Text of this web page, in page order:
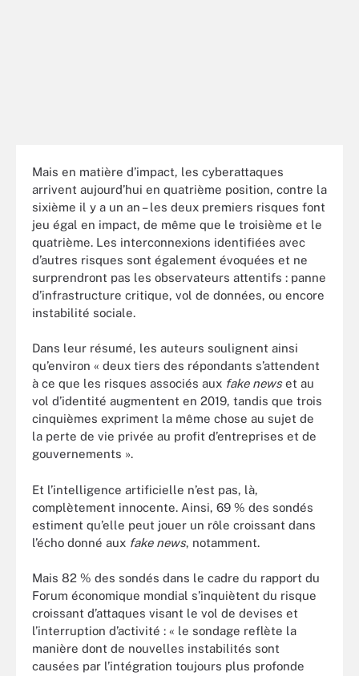
Mais en matière d’impact, les cyberattaques
arrivent aujourd’hui en quatrième position, contre la
sixième il y a un an – les deux premiers risques font
jeu égal en impact, de même que le troisième et le
quatrième. Les interconnexions identifiées avec
d’autres risques sont également évoquées et ne
surprendront pas les observateurs attentifs : panne
d’infrastructure critique, vol de données, ou encore
instabilité sociale.
Dans leur résumé, les auteurs soulignent ainsi
qu’environ « deux tiers des répondants s’attendent
à ce que les risques associés aux fake newset au
vol d’identité augmentent en 2019, tandis que trois
cinquièmes expriment la même chose au sujet de
la perte de vie privée au profit d’entreprises et de
gouvernements ».
Et l’intelligence artificielle n’est pas, là,
complètement innocente. Ainsi, 69 % des sondés
estiment qu’elle peut jouer un rôle croissant dans
l’écho donné aux fake news, notamment.
Mais 82 % des sondés dans le cadre du rapport du
Forum économique mondial s’inquiètent du risque
croissant d’attaques visant le vol de devises et
l’interruption d’activité : « le sondage reflète la
manière dont de nouvelles instabilités sont
causées par l’intégration toujours plus profonde